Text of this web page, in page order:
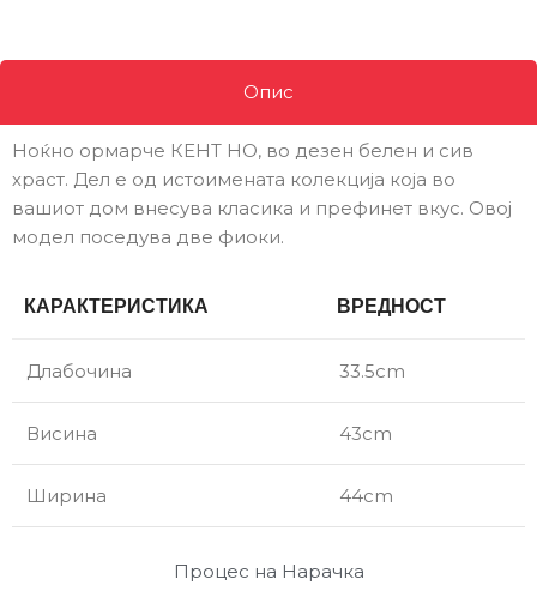
Опис
Процес на Нарачка
Ноќно ормарче КЕНТ НО, во дезен белен и сив
храст. Дел е од истоимената колекција која во
вашиот дом внесува класика и префинет вкус. Овој
модел поседува две фиоки.
КАРАКТЕРИСТИКА ВРЕДНОСТ
Длабочина 33.5cm
Висина 43cm
Ширина 44cm